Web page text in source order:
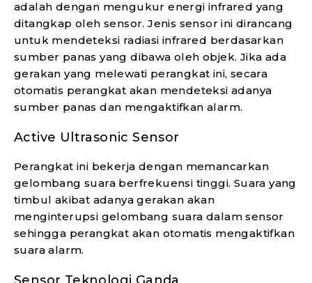
adalah dengan mengukur energi infrared yang
ditangkap oleh sensor. Jenis sensor ini dirancang
untuk mendeteksi radiasi infrared berdasarkan
sumber panas yang dibawa oleh objek. Jika ada
gerakan yang melewati perangkat ini, secara
otomatis perangkat akan mendeteksi adanya
sumber panas dan mengaktifkan alarm.
Active Ultrasonic Sensor
Perangkat ini bekerja dengan memancarkan
gelombang suara berfrekuensi tinggi. Suara yang
timbul akibat adanya gerakan akan
menginterupsi gelombang suara dalam sensor
sehingga perangkat akan otomatis mengaktifkan
suara alarm.